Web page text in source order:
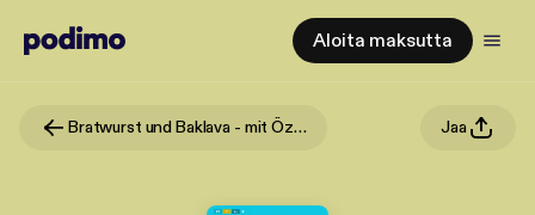
Aloita maksutta
Bratwurst und Baklava - mit Özcan Cosar und Bastian Bielendorfer Jaa